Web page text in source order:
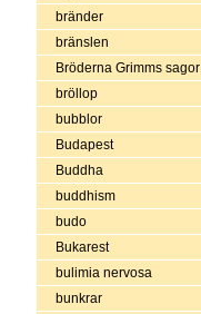
bränder
bränslen
Bröderna Grimms sagor
bröllop
bubblor
Budapest
Buddha
buddhism
budo
Bukarest
bulimia nervosa
bunkrar